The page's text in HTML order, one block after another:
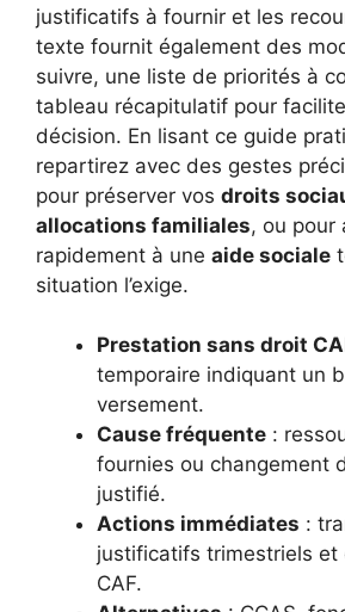
justificatifs à fournir et les
texte fournit également des
suivre, une liste de priorités à
tableau récapitulatif pour
décision. En lisant ce guide
repartirez avec des gestes
pour préserver vos droits
allocations familiales, ou pour
rapidement à une aide sociale
situation l’exige.
Prestation sans droit
temporaire indiquant un
versement.
Cause fréquente :
fournies ou changement
justifié.
Actions immédiates :
justificatifs trimestriels et
CAF.